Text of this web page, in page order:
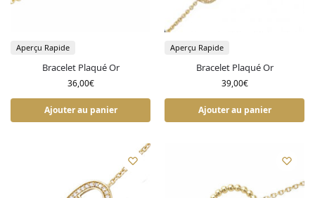
Bracelet Plaqué Or
36,00€
Ajouter au panier
Aperçu Rapide
Bracelet Plaqué Or
39,00€
Ajouter au panier
Aperçu Rapide